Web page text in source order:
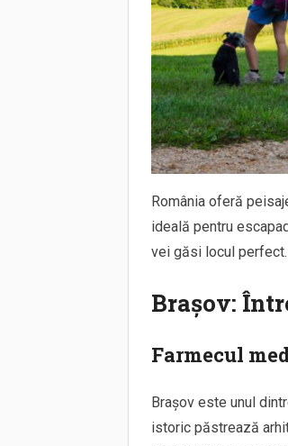
România oferă
ideală pentru
vei găsi locul
Brașov:
Farmecul
Brașov este unul
istoric păstrează